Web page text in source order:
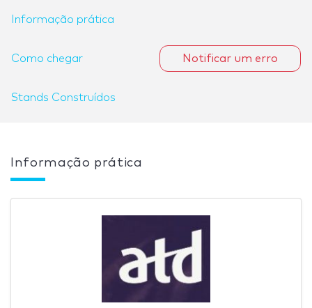
Informação prática
Como chegar
Stands Construídos
Notificar um erro
Informação prática